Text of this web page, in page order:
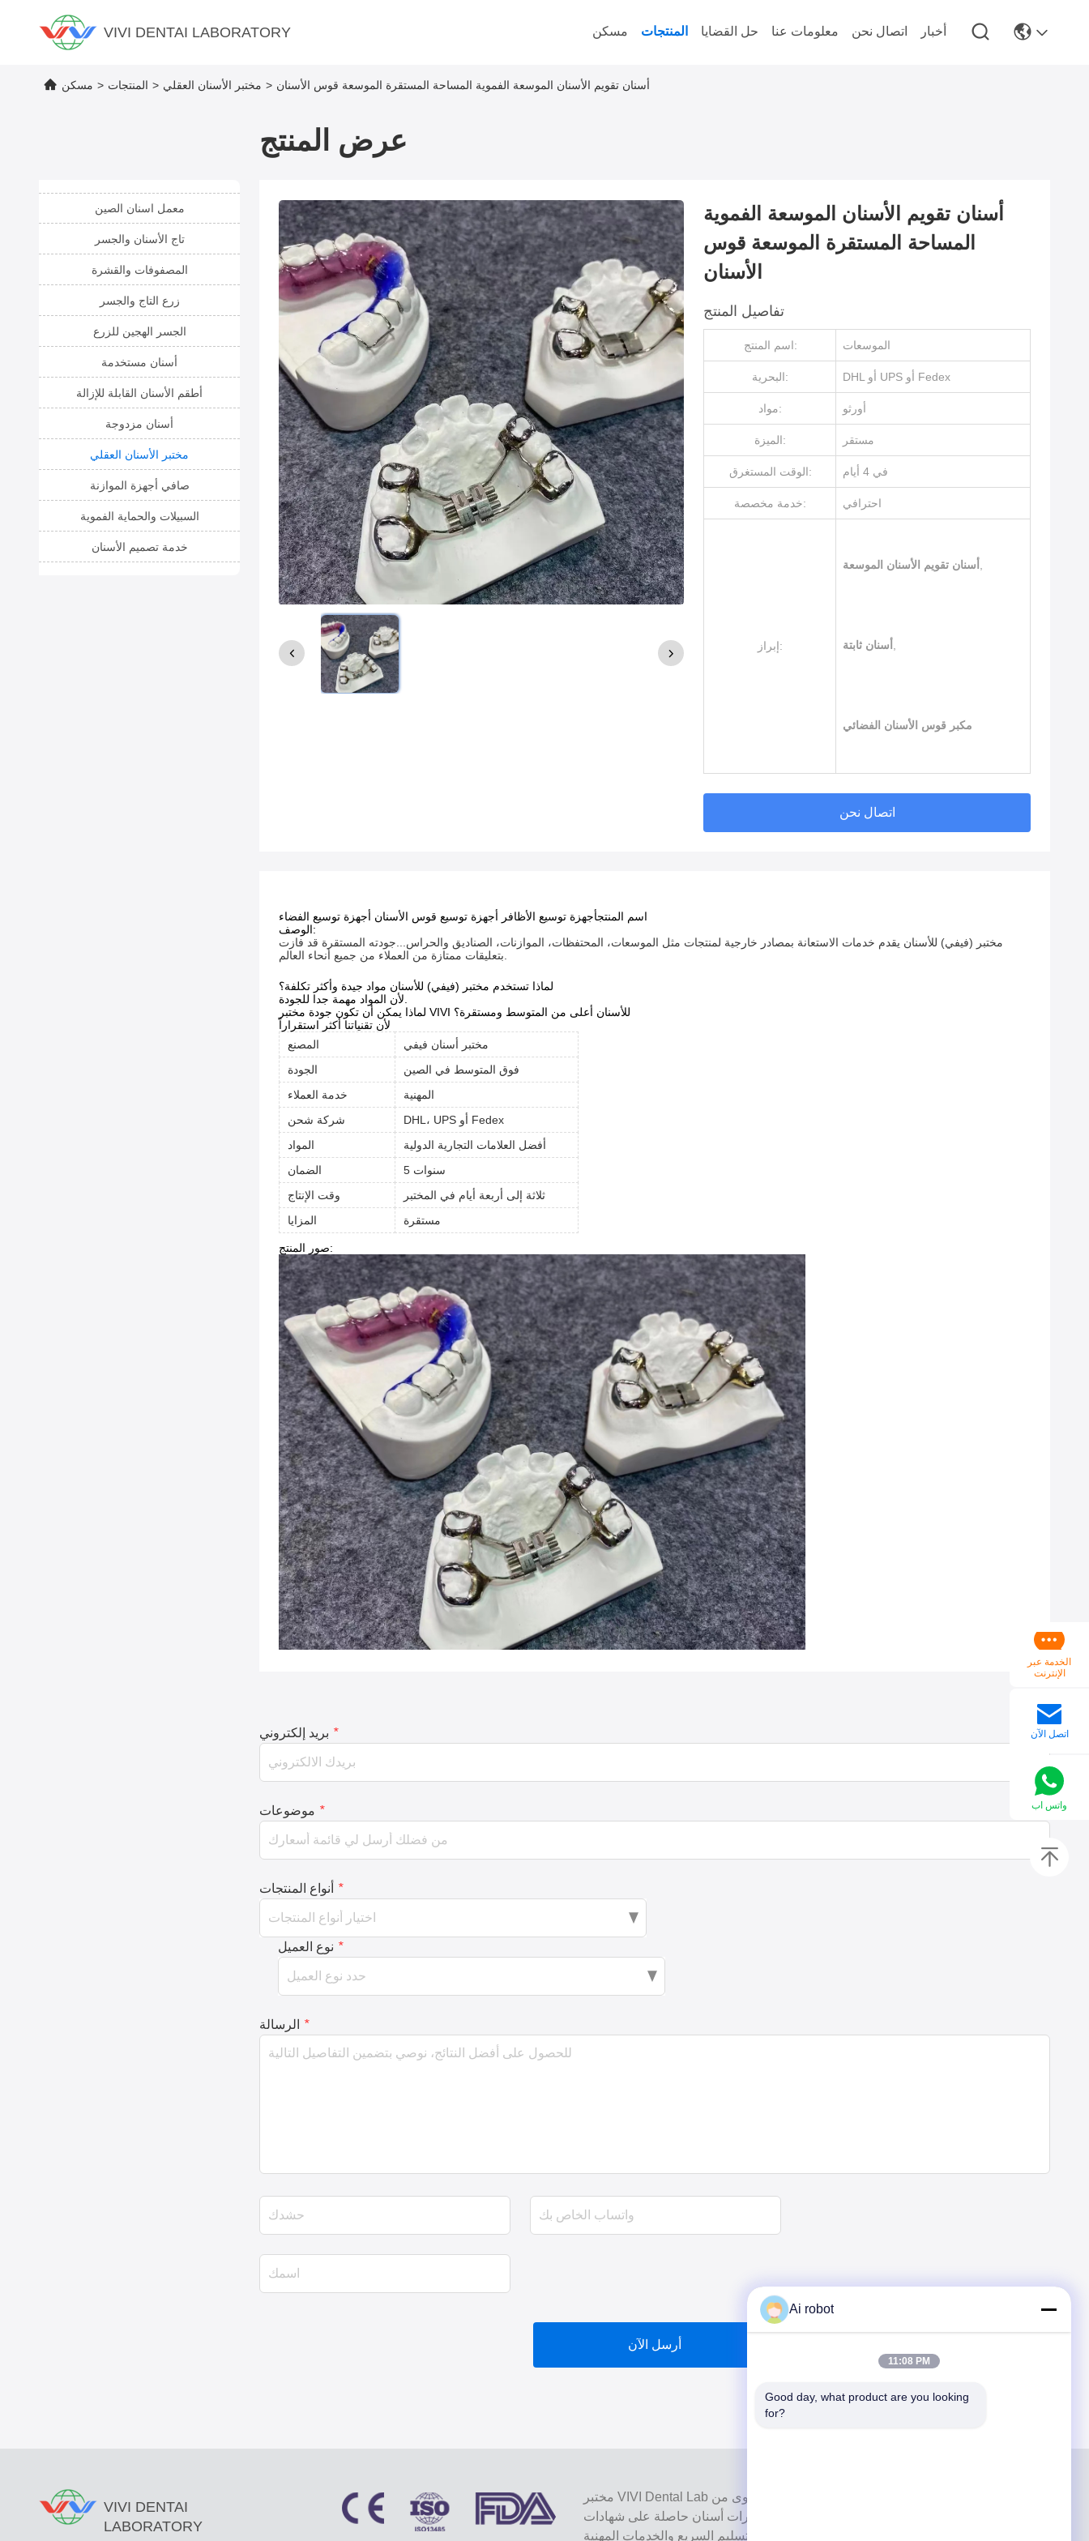
VIVI DENTAI LABORATORY مسكن المنتجات حل القضايا معلومات عنا اتصال نحن أخبار
مسكن > المنتجات > مختبر الأسنان العقلي > أسنان تقويم الأسنان الموسعة الفموية المساحة المستقرة الموسعة قوس الأسنان
عرض المنتج
معمل اسنان الصين
تاج الأسنان والجسر
المصفوفات والقشرة
زرع التاج والجسر
الجسر الهجين للزرع
أسنان مستخدمة
أطقم الأسنان القابلة للإزالة
أسنان مزدوجة
مختبر الأسنان العقلي
صافي أجهزة الموازنة
السبيلات والحماية الفموية
خدمة تصميم الأسنان
أسنان تقويم الأسنان الموسعة الفموية
المساحة المستقرة الموسعة قوس
الأسنان
تفاصيل المنتج
اسم المنتج: الموسعات
البحرية: DHL أو UPS أو Fedex
مواد: أورثو
الميزة: مستقر
الوقت المستغرق: في 4 أيام
خدمة مخصصة: احترافي
إبراز:
أسنان تقويم الأسنان الموسعة
أسنان ثابتة
مكبر قوس الأسنان الفضائي
اتصال نحن
اسم المنتجأجهزة توسيع الأظافر أجهزة توسيع قوس الأسنان أجهزة توسيع الفضاء
الوصف:
مختبر (فيفي) للأسنان يقدم خدمات الاستعانة بمصادر خارجية لمنتجات مثل الموسعات، المحتفظات، الموازنات، الصناديق والحراس...جودته المستقرة قد فازت
لماذا تستخدم مختبر (فيفي) للأسنان مواد جيدة وأكثر تكلفة؟
لأن المواد مهمة جدا للجودة.
لماذا يمكن أن تكون جودة مختبر VIVI للأسنان أعلى من المتوسط ومستقرة؟
لأن تقنياتنا أكثر استقراراً
المصنع
مختبر أسنان فيفي
الجودة
فوق المتوسط في الصين
خدمة العملاء
المهنية
شركة شحن
DHL، UPS أو Fedex
المواد
أفضل العلامات التجارية الدولية
الضمان
5 سنوات
وقت الإنتاج
ثلاثة إلى أربعة أيام في المختبر
المزايا
مستقرة
صور المنتج:
بريد إلكتروني *
موضوعات *
أنواع المنتجات *
نوع العميل *
الرسالة *
أرسل الآن
VIVI DENTAI
LABORATORY
مختبر VIVI Dental Lab هو مختبر كامل الخدمات عالي المستوى من Shenzhen ، الصين.
إنها واحدة من القمة مختبرات أسنان حاصلة على شهادات CE و ISO و FDA ومجهزة
بأحدث الأجهزة. إنه لقد فاز الالتزام بالجودة العالية ووقت التسليم السريع والخدمات المهنية
الخدمة عبر
الإنترنت
اتصل الآن
واتس اب
Ai robot
11:08 PM
Good day, what product are you looking
for?